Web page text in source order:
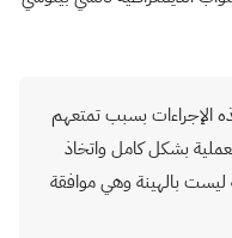
الإجراءات بسبب تمتعهم
بشكل كامل واتخاذ
بالهينة وهي موافقة